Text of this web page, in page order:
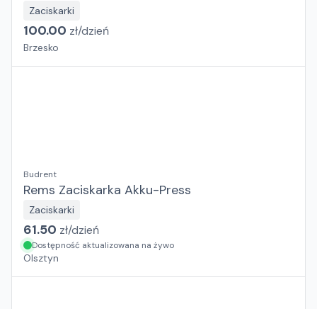
Zaciskarki
100.00 zł/dzień
Brzesko
Budrent
Rems Zaciskarka Akku-Press
Zaciskarki
61.50 zł/dzień
Dostępność aktualizowana na żywo
Olsztyn